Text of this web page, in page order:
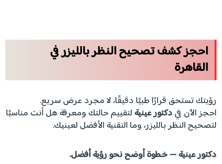
احجز كشف تصحيح النظر بالليزر في
القاهرة
رؤيتك تستحق قرارًا طبيًا دقيقًا، لا مجرد عرض سريع.
احجز الآن فيدكتور عينية لتقييم حالتك ومعرفة هل أنت مناسبًا
لتصحيح النظر بالليزر، وما التقنية الأفضل لعينيك.
دكتور عينية — خطوة أوضح نحو رؤية أفضل.